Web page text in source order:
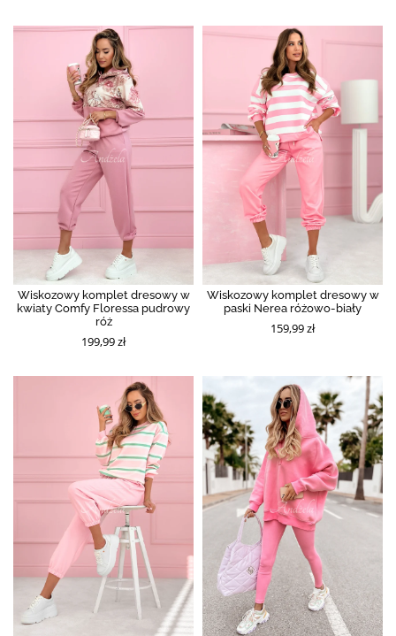
Wiskozowy komplet dresowy w
kwiaty Comfy Floressa pudrowy
róż
199,99 zł
Wiskozowy komplet dresowy w
paski Nerea różowo-biały
159,99 zł